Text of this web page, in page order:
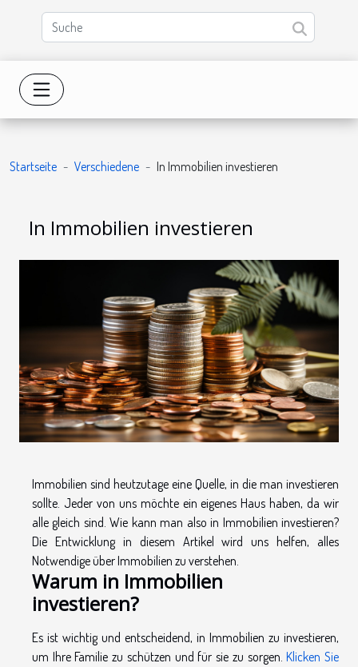
Startseite Verschiedene In Immobilien investieren
In Immobilien investieren
Immobilien sind heutzutage eine Quelle, in die man investieren
sollte. Jeder von uns möchte ein eigenes Haus haben, da wir
alle gleich sind. Wie kann man also in Immobilien investieren?
Die Entwicklung in diesem Artikel wird uns helfen, alles
Notwendige über Immobilien zu verstehen.
Warum in Immobilien
investieren?
Es ist wichtig und entscheidend, in Immobilien zu investieren,
um Ihre Familie zu schützen und für sie zu sorgen.Klicken Sie